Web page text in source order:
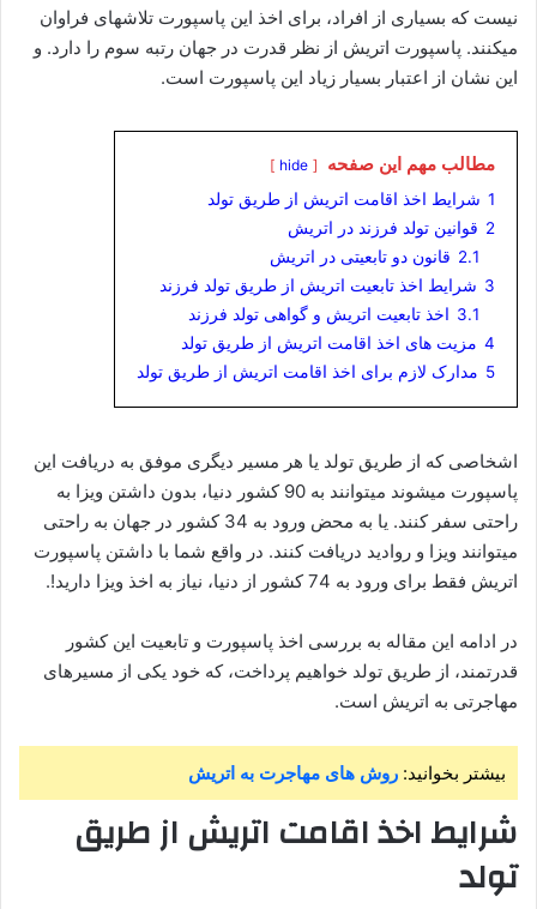
نیست که بسیاری از افراد، برای اخذ این پاسپورت تلاشهای فراوان
میکنند. پاسپورت اتریش از نظر قدرت در جهان رتبه سوم را دارد. و
این نشان از اعتبار بسیار زیاد این پاسپورت است.
مطالب مهم این صفحه hide
1 شرایط اخذ اقامت اتریش از طریق تولد
2 قوانین تولد فرزند در اتریش
2.1 قانون دو تابعیتی در اتریش
3 شرایط اخذ تابعیت اتریش از طریق تولد فرزند
3.1 اخذ تابعیت اتریش و گواهی تولد فرزند
4 مزیت های اخذ اقامت اتریش از طریق تولد
5 مدارک لازم برای اخذ اقامت اتریش از طریق تولد
اشخاصی که از طریق تولد یا هر مسیر دیگری موفق به دریافت این
پاسپورت میشوند میتوانند به 90 کشور دنیا، بدون داشتن ویزا به
راحتی سفر کنند. یا به محض ورود به 34 کشور در جهان به راحتی
میتوانند ویزا و روادید دریافت کنند. در واقع شما با داشتن پاسپورت
اتریش فقط برای ورود به 74 کشور از دنیا، نیاز به اخذ ویزا دارید!.
در ادامه این مقاله به بررسی اخذ پاسپورت و تابعیت این کشور
قدرتمند، از طریق تولد خواهیم پرداخت، که خود یکی از مسیرهای
مهاجرتی به اتریش است.
بیشتر بخوانید: روش های مهاجرت به اتریش
شرایط اخذ اقامت اتریش از طریق
تولد